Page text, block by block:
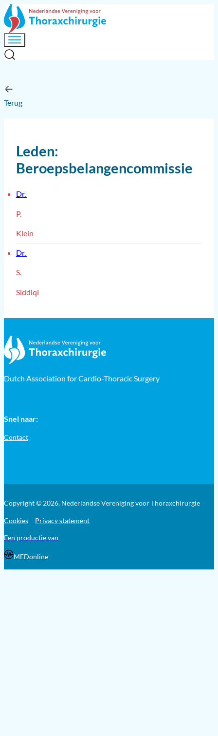
Terug
Leden:
Beroepsbelangencommissie
Dr.
P.
Klein
Dr.
S.
Siddiqi
Dutch Association for Cardio-Thoracic Surgery
Snel naar:
Contact
Copyright © 2026, Nederlandse Vereniging voor Thoraxchirurgie
Cookies Privacy statement
Een productie van
MEDonline